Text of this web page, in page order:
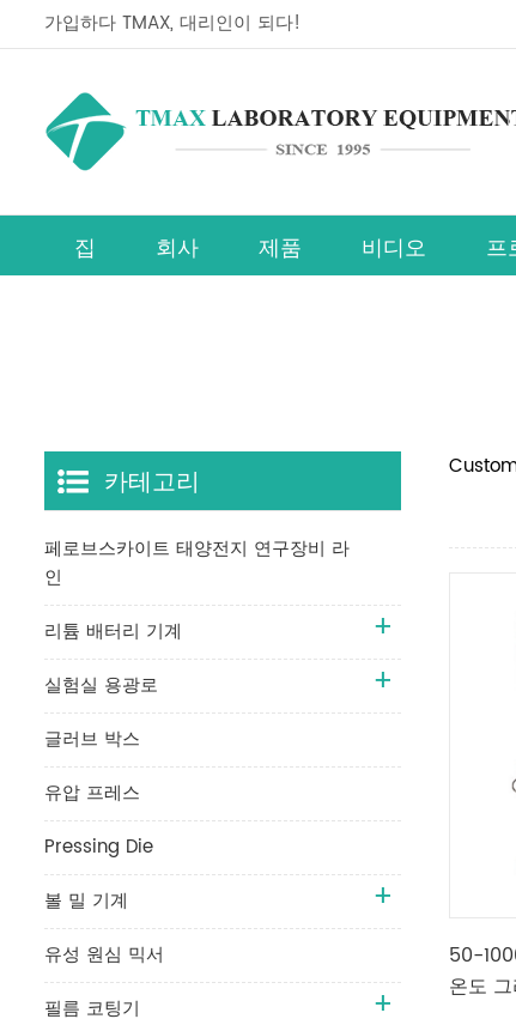
가입하다 TMAX, 대리인이 되다!
집 회사 제품 비디오 프
50-
온도
카테고리
페로브스카이트 태양전지 연구장비 라
인
리튬 배터리 기계
실험실 용광로
글러브 박스
유압 프레스
Pressing Die
볼 밀 기계
유성 원심 믹서
필름 코팅기